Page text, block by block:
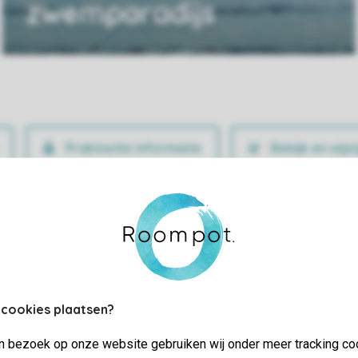
plaatsen?
bezoek op onze website gebruiken wij onder meer tracking
zwemparadijs
Praktische informatie Bekijk en